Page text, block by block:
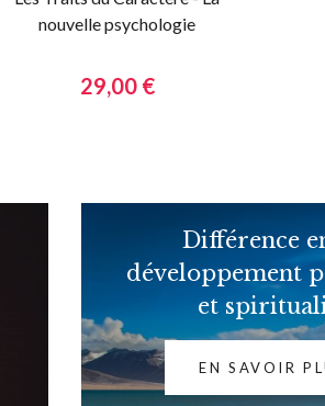
nouvelle psychologie
29,00 €
Différence
développement
et
EN SAVOIR